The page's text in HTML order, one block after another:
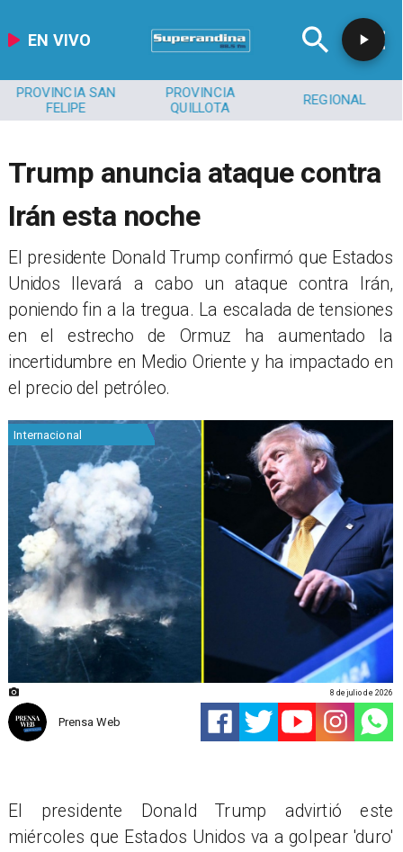
EN VIVO
PROVINCIA SAN
FELIPE
PROVINCIA
QUILLOTA
REGIONAL
Trump anuncia ataque contra
Irán esta noche
El presidente Donald Trump confirmó que Estados
Unidos llevará a cabo un ataque contra Irán,
poniendo fin a la tregua. La escalada de tensiones
en el estrecho de Ormuz ha aumentado la
incertidumbre en Medio Oriente y ha impactado en
el precio del petróleo.
Internacional
Prensa Web
8 de julio de 2026
El presidente Donald Trump advirtió este
miércoles que Estados Unidos va a golpear 'duro'